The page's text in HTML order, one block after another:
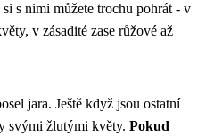
s nimi můžete trochu pohrát - v
v zásadité zase růžové až
jara. Ještě když jsou ostatní
svými žlutými květy. Pokud